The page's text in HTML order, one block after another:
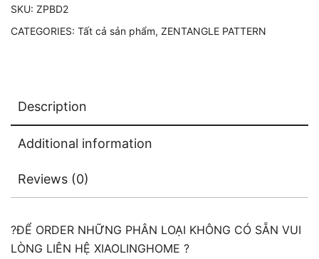
ZPBD2
SKU: ZPBD2
CATEGORIES: Tất cả sản phẩm, ZENTANGLE PATTERN
Description
Additional information
Reviews (0)
?ĐỂ ORDER NHỮNG PHÂN LOẠI KHÔNG CÓ SẴN VUI
LÒNG LIÊN HỆ XIAOLINGHOME ?